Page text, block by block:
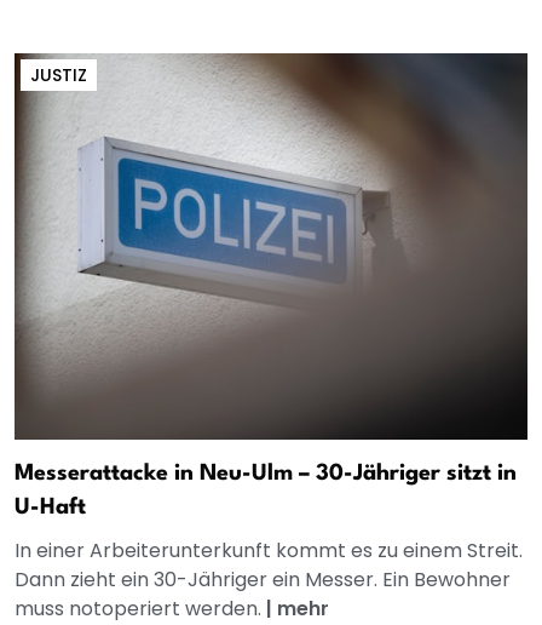
JUSTIZ
Messerattacke in Neu-Ulm – 30-Jähriger sitzt in
U-Haft
In einer Arbeiterunterkunft kommt es zu einem Streit.
Dann zieht ein 30-Jähriger ein Messer. Ein Bewohner
muss notoperiert werden. | mehr